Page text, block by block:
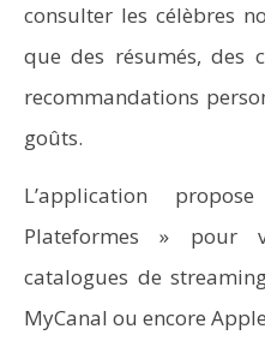
consulter les célèbres
que des résumés, des
recommandations
goûts.
L’application
Plateformes » pour
catalogues de
MyCanal ou encore